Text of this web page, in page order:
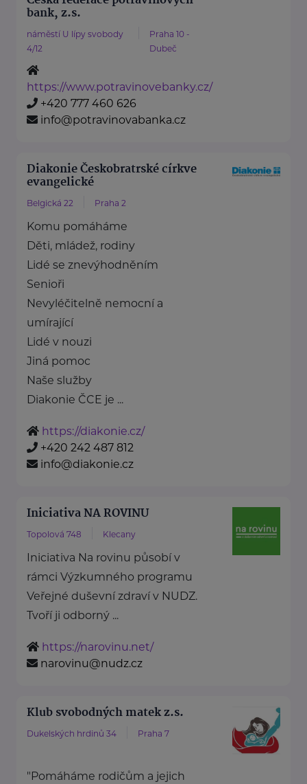
bank, z.s.
náměstí U lípy svobody
4/12
Praha 10 -
Dubeč
https://www.potravinovebanky.cz/
+420 777 460 626
info@potravinovabanka.cz
Diakonie Českobratrské církve
evangelické
Belgická 22 Praha 2
Komu pomáháme
Děti, mládež, rodiny
Lidé se znevýhodněním
Senioři
Nevyléčitelně nemocní a
umírající
Lidé v nouzi
Jiná pomoc
Naše služby
Diakonie ČCE je ...
https://diakonie.cz/
+420 242 487 812
info@diakonie.cz
Iniciativa NA ROVINU
Topolová 748 Klecany
Iniciativa Na rovinu působí v
rámci Výzkumného programu
Veřejné duševní zdraví v NUDZ.
Tvoří ji odborný ...
https://narovinu.net/
narovinu@nudz.cz
Klub svobodných matek z.s.
Dukelských hrdinů 34 Praha 7
"Pomáháme rodičům a jejich